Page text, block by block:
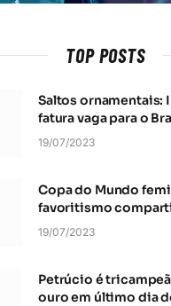
TOP POSTS
Saltos ornamentais:
fatura vaga para o
19/07/2023
Copa do Mundo
favoritismo
19/07/2023
Petrúcio é
ouro em último dia